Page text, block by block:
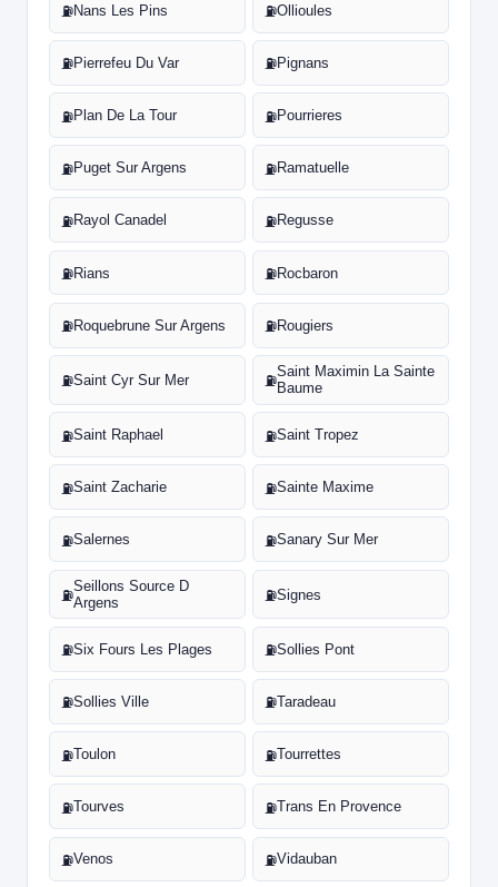
⛽Nans Les Pins ⛽Ollioules
⛽Pierrefeu Du Var ⛽Pignans
⛽Plan De La Tour ⛽Pourrieres
⛽Puget Sur Argens ⛽Ramatuelle
⛽Rayol Canadel ⛽Regusse
⛽Rians ⛽Rocbaron
⛽Roquebrune Sur Argens ⛽Rougiers
⛽Saint Cyr Sur Mer ⛽
Saint Maximin La Sainte
Baume
⛽Saint Raphael ⛽Saint Tropez
⛽Saint Zacharie ⛽Sainte Maxime
⛽Salernes ⛽Sanary Sur Mer
⛽
Seillons Source D
Argens
⛽Signes
⛽Six Fours Les Plages ⛽Sollies Pont
⛽Sollies Ville ⛽Taradeau
⛽Toulon ⛽Tourrettes
⛽Tourves ⛽Trans En Provence
⛽Venos ⛽Vidauban